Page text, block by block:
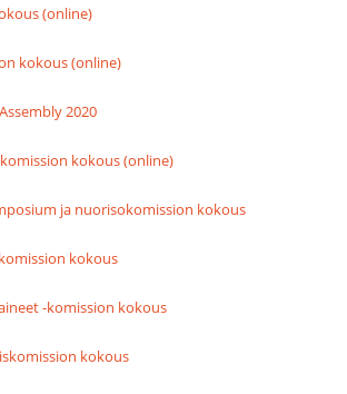
(online)
kokous (online)
2020
kokous (online)
ja nuorisokomission kokous
kokous
-komission kokous
kokous